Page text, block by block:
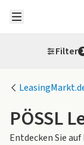
PÖSSL
Entdecken Sie
Filter 1